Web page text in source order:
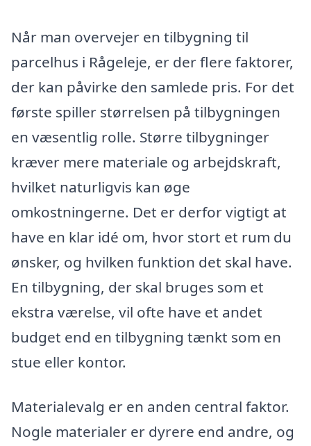
Når man overvejer en tilbygning til
parcelhus i Rågeleje, er der flere faktorer,
der kan påvirke den samlede pris. For det
første spiller størrelsen på tilbygningen
en væsentlig rolle. Større tilbygninger
kræver mere materiale og arbejdskraft,
hvilket naturligvis kan øge
omkostningerne. Det er derfor vigtigt at
have en klar idé om, hvor stort et rum du
ønsker, og hvilken funktion det skal have.
En tilbygning, der skal bruges som et
ekstra værelse, vil ofte have et andet
budget end en tilbygning tænkt som en
stue eller kontor.
Materialevalg er en anden central faktor.
Nogle materialer er dyrere end andre, og